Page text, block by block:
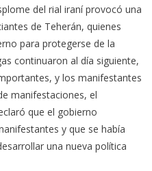
del rial iraní provocó una
de Teherán, quienes
para protegerse de la
continuaron al día siguiente,
y los manifestantes
manifestaciones, el
que el gobierno
y que se había
una nueva política